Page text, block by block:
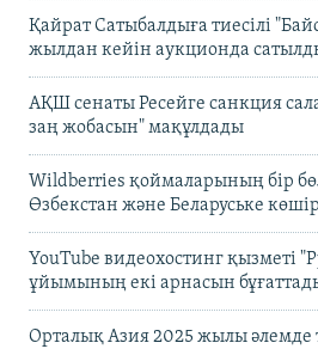
Қайрат Сатыбалдыға тиесілі
жылдан кейін аукционда
АҚШ сенаты Ресейге санкция
заң жобасын" мақұлдады
Wildberries қоймаларының бір
Өзбекстан және Беларуське
YouTube видеохостинг қызметі
ұйымының екі арнасын
Орталық Азия 2025 жылы